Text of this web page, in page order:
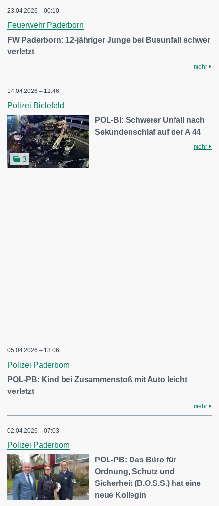
23.04.2026 – 00:10
Feuerwehr Paderborn
FW Paderborn: 12-jähriger Junge bei Busunfall schwer
verletzt
mehr
14.04.2026 – 12:46
Polizei Bielefeld
3
POL-BI: Schwerer Unfall nach
Sekundenschlaf auf der A 44
mehr
05.04.2026 – 13:06
Polizei Paderborn
POL-PB: Kind bei Zusammenstoß mit Auto leicht
verletzt
mehr
02.04.2026 – 07:03
Polizei Paderborn
POL-PB: Das Büro für
Ordnung, Schutz und
Sicherheit (B.O.S.S.) hat eine
neue Kollegin